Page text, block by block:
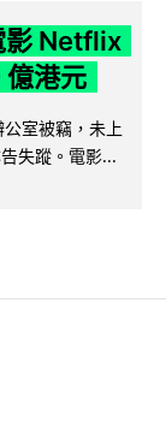
影 Netflix
億港元
室被竊，未上
失蹤。電影...